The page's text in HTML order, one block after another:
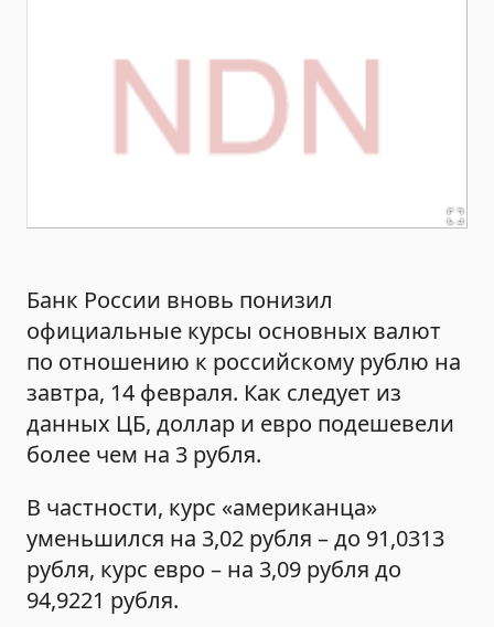
Банк России вновь понизил
официальные курсы основных валют
по отношению к российскому рублю на
завтра, 14 февраля. Как следует из
данных ЦБ, доллар и евро подешевели
более чем на 3 рубля.
В частности, курс «американца»
уменьшился на 3,02 рубля – до 91,0313
рубля, курс евро – на 3,09 рубля до
94,9221 рубля.